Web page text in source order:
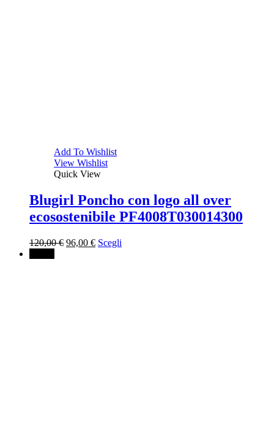
Add To Wishlist
View Wishlist
Quick View
Blugirl Poncho con logo all over
ecosostenibile PF4008T030014300
120,00€ Il
96,00 €IlScegli